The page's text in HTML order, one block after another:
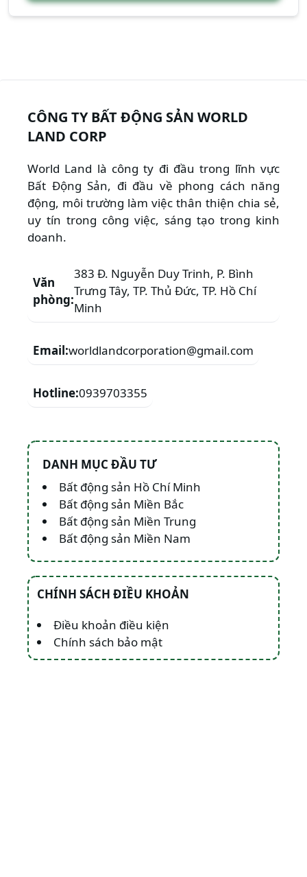
CÔNG TY BẤT ĐỘNG SẢN WORLD
LAND CORP
World Land là công ty đi đầu trong lĩnh vực
Bất Động Sản, đi đầu về phong cách năng
động, môi trường làm việc thân thiện chia sẻ,
uy tín trong công việc, sáng tạo trong kinh
doanh.
Văn
phòng:
383 Đ. Nguyễn Duy Trinh, P. Bình
Trưng Tây, TP. Thủ Đức, TP. Hồ Chí
Minh
Email:worldlandcorporation@gmail.com
Hotline:0939703355
DANH MỤC ĐẦU TƯ
Bất động sản Hồ Chí Minh
Bất động sản Miền Bắc
Bất động sản Miền Trung
Bất động sản Miền Nam
CHÍNH SÁCH ĐIỀU KHOẢN
Điều khoản điều kiện
Chính sách bảo mật